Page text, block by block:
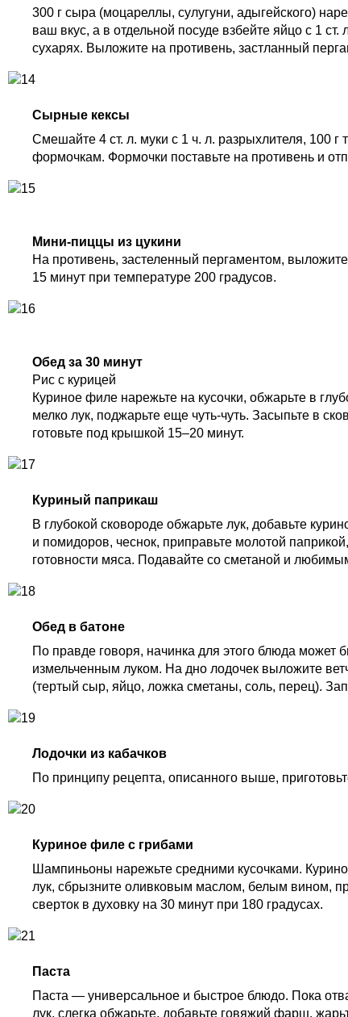
300 г сыра (моцареллы, сулугуни, адыгейского)
ваш вкус, а в отдельной посуде взбейте яйцо с 1
сухарях. Выложите на противень, застланный
Сырные кексы
Смешайте 4 ст. л. муки с 1 ч. л. разрыхлителя, 100
формочкам. Формочки поставьте на противень и
Мини-пиццы из цукини
На противень, застеленный пергаментом,
15 минут при температуре 200 градусов.
Обед за 30 минут
Рис с курицей
Куриное филе нарежьте на кусочки, обжарьте в
мелко лук, поджарьте еще чуть-чуть. Засыпьте в
готовьте под крышкой 15–20 минут.
Куриный паприкаш
В глубокой сковороде обжарьте лук, добавьте
и помидоров, чеснок, приправьте молотой
готовности мяса. Подавайте со сметаной и
Обед в батоне
По правде говоря, начинка для этого блюда может
измельченным луком. На дно лодочек выложите
(тертый сыр, яйцо, ложка сметаны, соль, перец).
Лодочки из кабачков
По принципу рецепта, описанного выше,
Куриное филе с грибами
Шампиньоны нарежьте средними кусочками.
лук, сбрызните оливковым маслом, белым вином,
сверток в духовку на 30 минут при 180 градусах.
Паста
Паста — универсальное и быстрое блюдо. Пока
лук, слегка обжарьте, добавьте говяжий фарш,